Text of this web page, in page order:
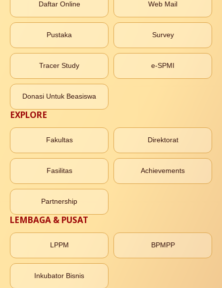
Daftar Online Web Mail
Pustaka Survey
Tracer Study e-SPMI
Donasi Untuk Beasiswa
EXPLORE
Fakultas Direktorat
Fasilitas Achievements
Partnership
LEMBAGA & PUSAT
LPPM BPMPP
Inkubator Bisnis